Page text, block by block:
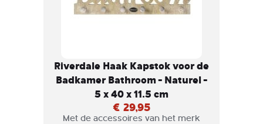
Riverdale Haak Kapstok voor de
Badkamer Bathroom - Naturel -
5 x 40 x 11.5 cm
€ 29,95
Met de accessoires van het merk